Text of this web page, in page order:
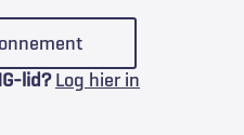
lid? Log hier in